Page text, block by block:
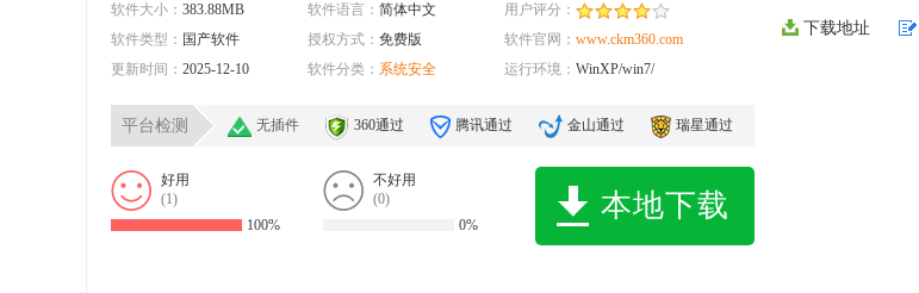
软件大小： 383.88MB 软件语言： 简体中文
用户评分：
软件类型： 国产软件 授权方式： 免费版 软件官网： www.ckm360.com
更新时间： 2025-12-10 软件分类： 系统安全 运行环境： WinXP/win7/
平台检测 无插件 360通过 腾讯通过 金山通过 瑞星通过
好用
(1)
100%
不好用
(0)
0%
本地下载
下载地址